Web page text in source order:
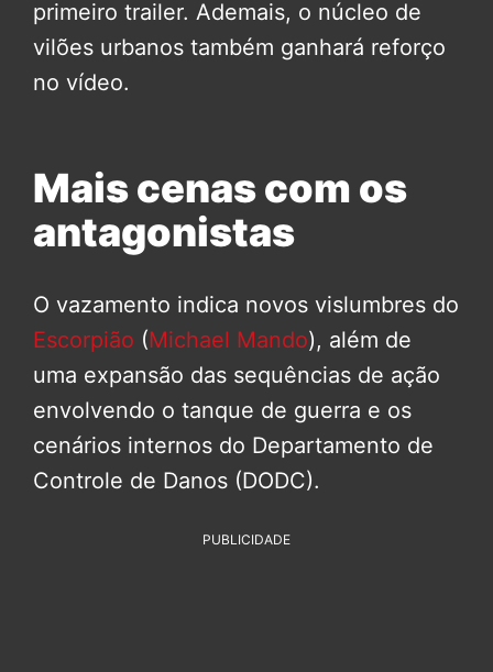
primeiro trailer. Ademais, o núcleo de
vilões urbanos também ganhará reforço
no vídeo.
Mais cenas com os
antagonistas
O vazamento indica novos vislumbres do
Escorpião (Michael Mando), além de
uma expansão das sequências de ação
envolvendo o tanque de guerra e os
cenários internos do Departamento de
Controle de Danos (DODC).
PUBLICIDADE